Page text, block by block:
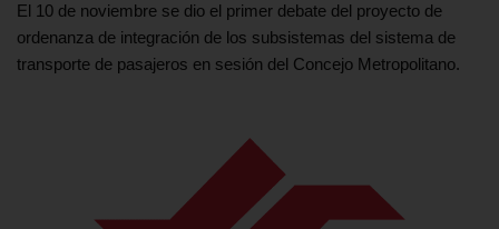
El 10 de noviembre se dio el primer debate del proyecto de
ordenanza de integración de los subsistemas del sistema de
transporte de pasajeros en sesión del Concejo Metropolitano.